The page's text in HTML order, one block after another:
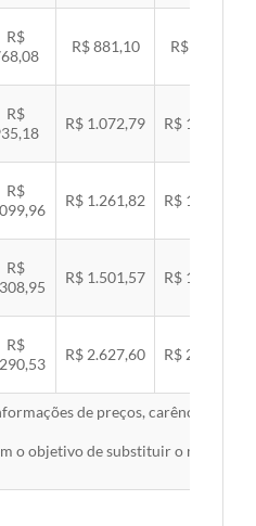
R$
R$ 881,10 R$ 907,99
R$
R$ 1.072,79 R$ 1.105,53
R$
R$ 1.261,82 R$ 1.300,32
R$
R$ 1.501,57 R$ 1.547,38
R$
R$ 2.627,60 R$ 2.707,76
de preços, carências,
o objetivo de substituir o material